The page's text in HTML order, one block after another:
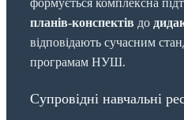
формується комплексна
планів-конспектів до
відповідають сучасним
програмам НУШ.
Супровідні навчальні